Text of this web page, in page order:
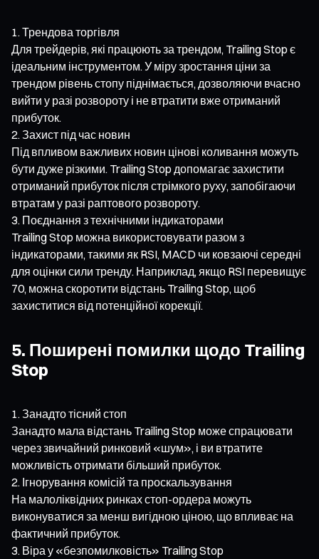
Трендова торгівля
Для трейдерів, які працюють за трендом, Trailing Stop є
ідеальним інструментом. У міру зростання ціни за
трендом рівень стопу піднімається, дозволяючи вчасно
вийти у разі розвороту і не втратити вже отриманий
прибуток.
Захист під час новин
Під впливом важливих новин цінові коливання можуть
бути дуже різкими. Trailing Stop допомагає захистити
отриманий прибуток після стрімкого руху, запобігаючи
втратам у разі раптового розвороту.
Поєднання з технічними індикаторами
Trailing Stop можна використовувати разом з
індикаторами, такими як RSI, MACD чи ковзаючі середні
для оцінки сили тренду. Наприклад, якщо RSI перевищує
70, можна скоротити відстань Trailing Stop, щоб
захиститися від потенційної корекції.
5. Поширені помилки щодо Trailing
Stop
Занадто тісний стоп
Занадто мала відстань Trailing Stop може спрацювати
через звичайний ринковий «шум», і ви втратите
можливість отримати більший прибуток.
Ігнорування комісій та проскальзування
На малоліквідних ринках стоп-ордера можуть
виконуватися за менш вигідною ціною, що впливає на
фактичний прибуток.
Віра у «безпомилковість» Trailing Stop